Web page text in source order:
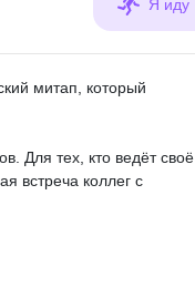
Я иду
митап, который
Для тех, кто ведёт своё
встреча коллег с